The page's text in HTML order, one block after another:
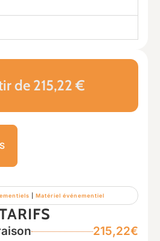
de 215,22 €
Matériel événementiel
215,22€